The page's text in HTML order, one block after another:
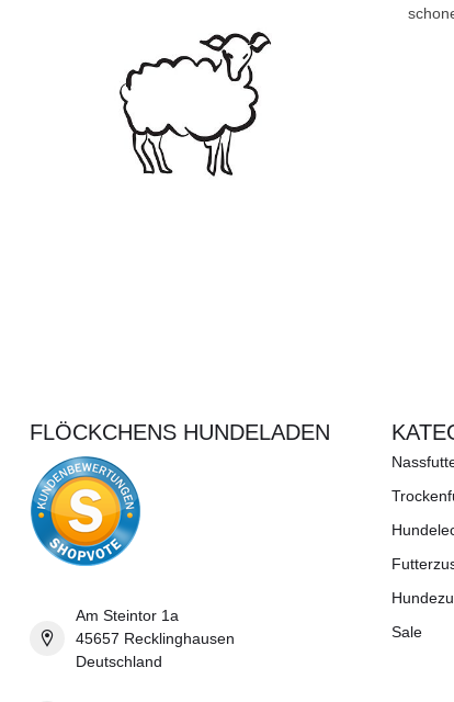
FLÖCKCHENS HUNDELADEN
Am Steintor 1a
45657 Recklinghausen
Deutschland
Sale